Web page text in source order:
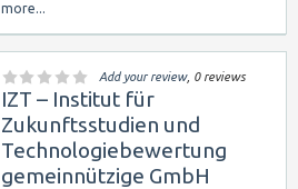
more...
Add your review, 0 reviews
IZT – Institut für
Zukunftsstudien und
Technologiebewertung
gemeinnützige GmbH